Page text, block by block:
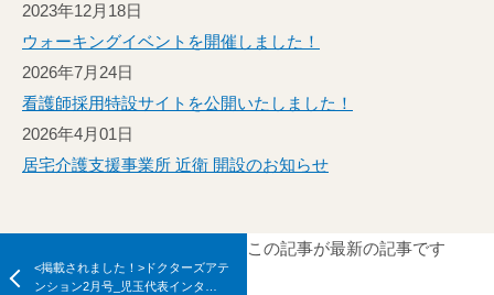
2023年12月18日
ウォーキングイベントを開催しました！
2026年7月24日
看護師採用特設サイトを公開いたしました！
2026年4月01日
居宅介護支援事業所 近衛 開設のお知らせ
<掲載されました！>ドクターズアテ
ンション2月号_児玉代表インタ…
この記事が最新の記事です